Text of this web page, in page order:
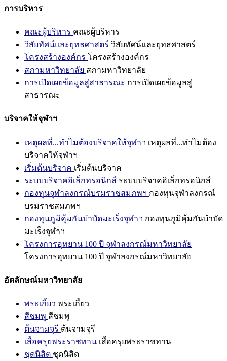
การบริหาร
คณะผู้บริหาร คณะผู้บริหาร
วิสัยทัศน์และยุทธศาสตร์ วิสัยทัศน์และยุทธศาสตร์
โครงสร้างองค์กร โครงสร้างองค์กร
สภามหาวิทยาลัย สภามหาวิทยาลัย
การเปิดเผยข้อมูลสู่สาธารณะ การเปิดเผยข้อมูลสู่
สาธารณะ
บริจาคให้จุฬาฯ
เหตุผลที่...ทำไมต้องบริจาคให้จุฬาฯ เหตุผลที่...ทำไมต้อง
บริจาคให้จุฬาฯ
เริ่มต้นบริจาค เริ่มต้นบริจาค
ระบบบริจาคอิเล็กทรอนิกส์ ระบบบริจาคอิเล็กทรอนิกส์
กองทุนจุฬาลงกรณ์บรมราชสมภพฯ กองทุนจุฬาลงกรณ์
บรมราชสมภพฯ
กองทุนภูมิคุ้มกันบำบัดมะเร็งจุฬาฯ กองทุนภูมิคุ้มกันบำบัด
มะเร็งจุฬาฯ
โครงการอุทยาน 100 ปี จุฬาลงกรณ์มหาวิทยาลัย
โครงการอุทยาน 100 ปี จุฬาลงกรณ์มหาวิทยาลัย
อัตลักษณ์มหาวิทยาลัย
พระเกี้ยว พระเกี้ยว
สีชมพู สีชมพู
ต้นจามจุรี ต้นจามจุรี
เสื้อครุยพระราชทาน เสื้อครุยพระราชทาน
ชุดนิสิต ชุดนิสิต